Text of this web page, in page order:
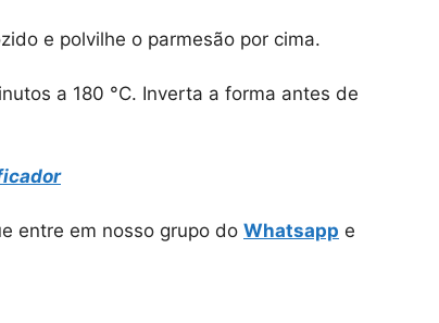
e polvilhe o parmesão por cima.
a 180 °C. Inverta a forma antes de
entre em nosso grupo do Whatsapp e